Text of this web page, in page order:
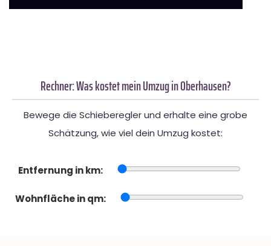
Rechner: Was kostet mein Umzug in Oberhausen?
Bewege die Schieberegler und erhalte eine grobe
Schätzung, wie viel dein Umzug kostet:
Entfernung in km:
Wohnfläche in qm: